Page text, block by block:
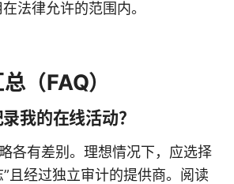
法律允许的范围内。
（FAQ）
我的在线活动？
各有差别。理想情况下，应选择
且经过独立审计的提供商。阅读